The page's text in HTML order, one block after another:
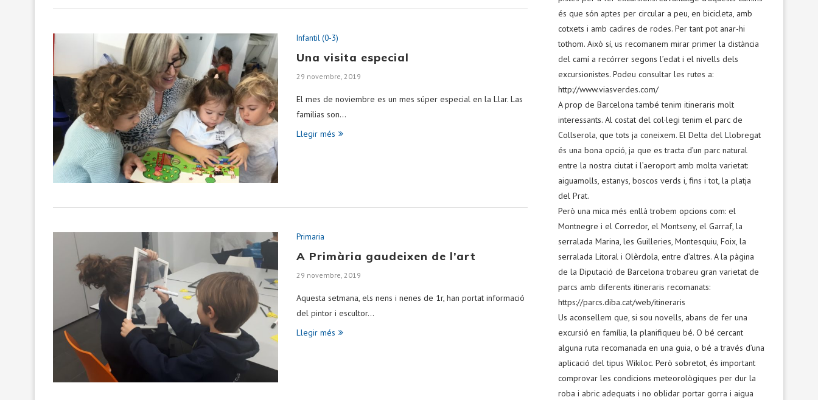
Infantil (0-3)
Una visita especial
29 novembre, 2019
El mes de noviembre es un mes súper especial en la Llar. Las
familias son…
Llegir més
Primaria
A Primària gaudeixen de l’art
29 novembre, 2019
Aquesta setmana, els nens i nenes de 1r, han portat informació
del pintor i escultor…
Llegir més
és que són aptes per circular a peu, en bicicleta, amb
cotxets i amb cadires de rodes. Per tant pot anar-hi
tothom. Això sí, us recomanem mirar primer la distància
del camí a recórrer segons l’edat i el nivells dels
excursionistes. Podeu consultar les rutes a:
http://www.viasverdes.com/
A prop de Barcelona també tenim itineraris molt
interessants. Al costat del col·legi tenim el parc de
Collserola, que tots ja coneixem. El Delta del Llobregat
és una bona opció, ja que es tracta d’un parc natural
entre la nostra ciutat i l’aeroport amb molta varietat:
aiguamolls, estanys, boscos verds i, fins i tot, la platja
del Prat.
Però una mica més enllà trobem opcions com: el
Montnegre i el Corredor, el Montseny, el Garraf, la
serralada Marina, les Guilleries, Montesquiu, Foix, la
serralada Litoral i Olèrdola, entre d’altres. A la pàgina
de la Diputació de Barcelona trobareu gran varietat de
parcs amb diferents itineraris recomanats:
https://parcs.diba.cat/web/itineraris
Us aconsellem que, si sou novells, abans de fer una
excursió en família, la planifiqueu bé. O bé cercant
alguna ruta recomanada en una guia, o bé a través d’una
aplicació del tipus Wikiloc. Però sobretot, és important
comprovar les condicions meteorològiques per dur la
roba i abric adequats i no oblidar portar gorra i aigua